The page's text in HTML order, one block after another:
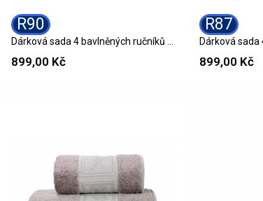
R90
Dárková sada 4 bavlněných ručníků R90 GIFT
899,00 Kč
R87
899,00 Kč